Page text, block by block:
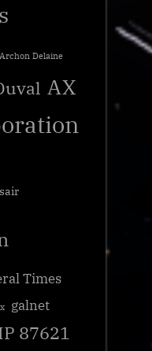
Archon Delaine
AX
Times
galnet
87621